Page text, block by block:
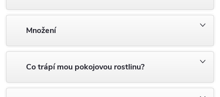
Množení
Co trápí mou pokojovou rostlinu?